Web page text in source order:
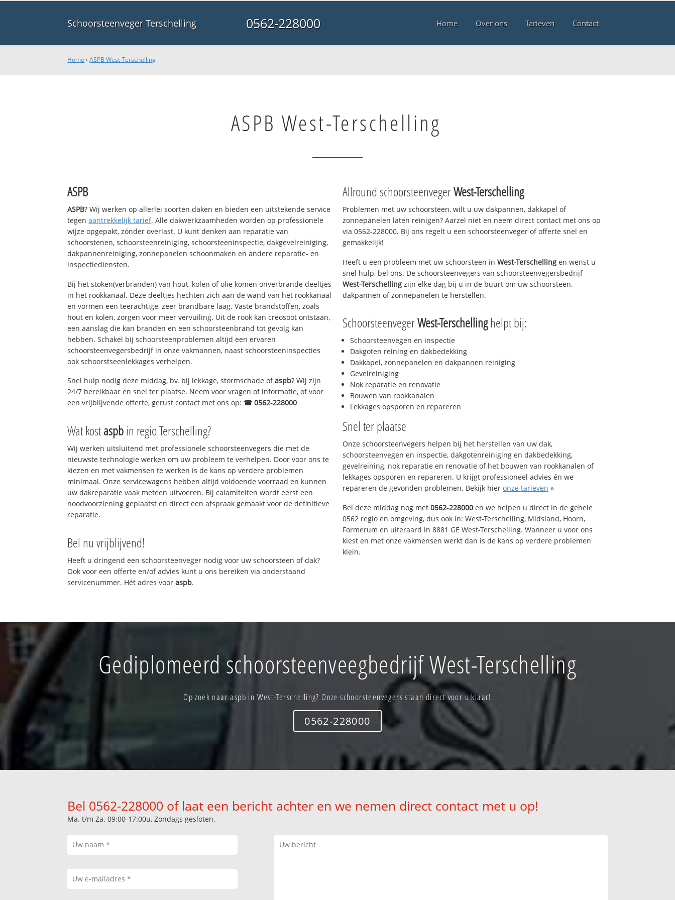
Schoorsteenveger Terschelling 0562-228000 Home Over ons Tarieven Contact
Home ›ASPB West-Terschelling
ASPB West-Terschelling
ASPB
ASPB? Wij werken op allerlei soorten daken en bieden een uitstekende service
tegenaantrekkelijk tarief. Alle dakwerkzaamheden worden op professionele
wijze opgepakt, zónder overlast. U kunt denken aan reparatie van
schoorstenen, schoorsteenreiniging, schoorsteeninspectie, dakgevelreiniging,
dakpannenreiniging, zonnepanelen schoonmaken en andere reparatie- en
inspectiediensten.
Bij het stoken(verbranden) van hout, kolen of olie komen onverbrande deeltjes
in het rookkanaal. Deze deeltjes hechten zich aan de wand van het rookkanaal
en vormen een teerachtige, zeer brandbare laag. Vaste brandstoffen, zoals
hout en kolen, zorgen voor meer vervuiling. Uit de rook kan creosoot ontstaan,
een aanslag die kan branden en een schoorsteenbrand tot gevolg kan
hebben. Schakel bij schoorsteenproblemen altijd een ervaren
schoorsteenvegersbedrijf in onze vakmannen, naast schoorsteeninspecties
ook schoorstseenlekkages verhelpen.
Snel hulp nodig deze middag, bv. bij lekkage, stormschade ofaspb? Wij zijn
24/7 bereikbaar en snel ter plaatse. Neem voor vragen of informatie, of voor
een vrijblijvende offerte, gerust contact met ons op: ☎ 0562-228000
Wat kostaspbin regio Terschelling?
Wij werken uitsluitend met professionele schoorsteenvegers die met de
nieuwste technologie werken om uw probleem te verhelpen. Door voor ons te
kiezen en met vakmensen te werken is de kans op verdere problemen
minimaal. Onze servicewagens hebben altijd voldoende voorraad en kunnen
uw dakreparatie vaak meteen uitvoeren. Bij calamiteiten wordt eerst een
noodvoorziening geplaatst en direct een afspraak gemaakt voor de definitieve
reparatie.
Bel nu vrijblijvend!
Heeft u dringend een schoorsteenveger nodig voor uw schoorsteen of dak?
Ook voor een offerte en/of advies kunt u ons bereiken via onderstaand
servicenummer. Hét adres vooraspb.
Allround schoorsteenvegerWest-Terschelling
Problemen met uw schoorsteen, wilt u uw dakpannen, dakkapel of
zonnepanelen laten reinigen? Aarzel niet en neem direct contact met ons op
via 0562-228000. Bij ons regelt u een schoorsteenveger of offerte snel en
gemakkelijk!
Heeft u een probleem met uw schoorsteen in West-Terschelling en wenst u
snel hulp, bel ons. De schoorsteenvegers van schoorsteenvegersbedrijf
West-Terschelling zijn elke dag bij u in de buurt om uw schoorsteen,
dakpannen of zonnepanelen te herstellen.
SchoorsteenvegerWest-Terschellinghelpt bij:
Schoorsteenvegen en inspectie
Dakgoten reining en dakbedekking
Dakkapel, zonnepanelen en dakpannen reiniging
Gevelreiniging
Nok reparatie en renovatie
Bouwen van rookkanalen
Lekkages opsporen en repareren
Snel ter plaatse
Onze schoorsteenvegers helpen bij het herstellen van uw dak,
schoorsteenvegen en inspectie, dakgotenreiniging en dakbedekking,
gevelreining, nok reparatie en renovatie of het bouwen van rookkanalen of
lekkages opsporen en repareren. U krijgt professioneel advies én we
repareren de gevonden problemen. Bekijk hier onze tarieven »
Bel deze middag nog met 0562-228000 en we helpen u direct in de gehele
0562 regio en omgeving, dus ook in: West-Terschelling, Midsland, Hoorn,
Formerum en uiteraard in 8881 GE West-Terschelling. Wanneer u voor ons
kiest en met onze vakmensen werkt dan is de kans op verdere problemen
klein.
Gediplomeerd schoorsteenveegbedrijf West-Terschelling
Op zoek naar aspb in West-Terschelling? Onze schoorsteenvegers staan direct voor u klaar!
0562-228000
Bel 0562-228000 of laat een bericht achter en we nemen direct contact met u op!
Ma. t/m Za. 09:00-17:00u, Zondags gesloten.